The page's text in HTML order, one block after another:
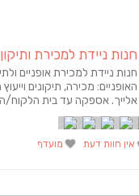
חנות ניידת למכירת
חנות ניידת למכירת אופניים
האופניים: מכירה, תיקונים
אלייך. אספקה עד בית הלקוח/ה
אין חוות דעת מועדף